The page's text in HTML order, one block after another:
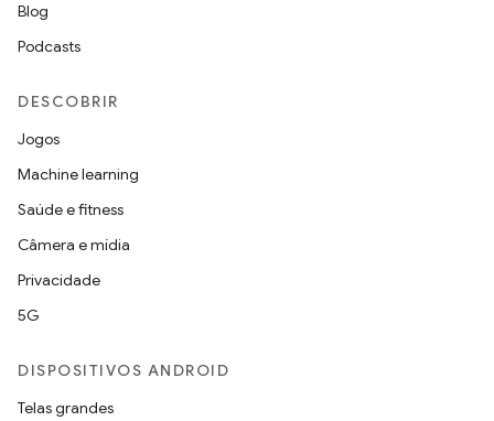
Blog
Podcasts
DESCOBRIR
Jogos
Machine learning
Saúde e fitness
Câmera e mídia
Privacidade
5G
DISPOSITIVOS ANDROID
Telas grandes